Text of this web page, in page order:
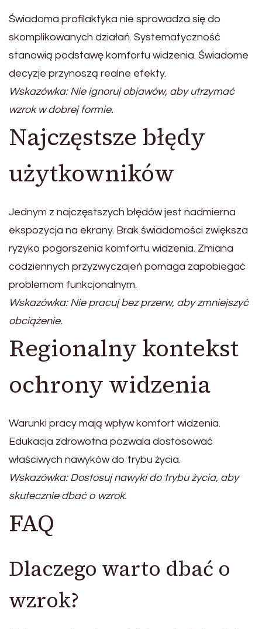
Świadoma profilaktyka nie sprowadza się do
skomplikowanych działań. Systematyczność
stanowią podstawę komfortu widzenia. Świadome
decyzje przynoszą realne efekty.
Wskazówka: Nie ignoruj objawów, aby utrzymać
wzrok w dobrej formie.
Najczęstsze błędy
użytkowników
Jednym z najczęstszych błędów jest nadmierna
ekspozycja na ekrany. Brak świadomości zwiększa
ryzyko pogorszenia komfortu widzenia. Zmiana
codziennych przyzwyczajeń pomaga zapobiegać
problemom funkcjonalnym.
Wskazówka: Nie pracuj bez przerw, aby zmniejszyć
obciążenie.
Regionalny kontekst
ochrony widzenia
Warunki pracy mają wpływ komfort widzenia.
Edukacja zdrowotna pozwala dostosować
właściwych nawyków do trybu życia.
Wskazówka: Dostosuj nawyki do trybu życia, aby
skutecznie dbać o wzrok.
FAQ
Dlaczego warto dbać o
wzrok?